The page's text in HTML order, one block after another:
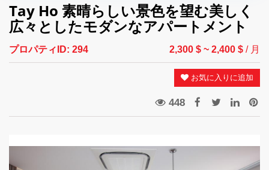
Tay Ho 素晴らしい景色を望む美しく
広々としたモダンなアパートメント
プロパティID: 294 2,300 $ ~ 2,400 $ / 月
お気に入りに追加
448